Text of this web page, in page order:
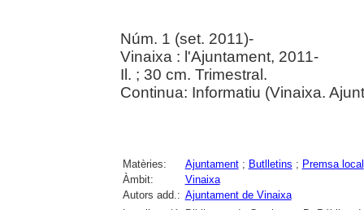
Núm. 1 (set. 2011)-
Vinaixa : l'Ajuntament, 2011-
Il. ; 30 cm. Trimestral.
Continua: Informatiu (Vinaixa.
Matèries: Ajuntament; Butlletins ; Premsa local
Àmbit:
Vinaixa
Autors add.: Ajuntament de Vinaixa